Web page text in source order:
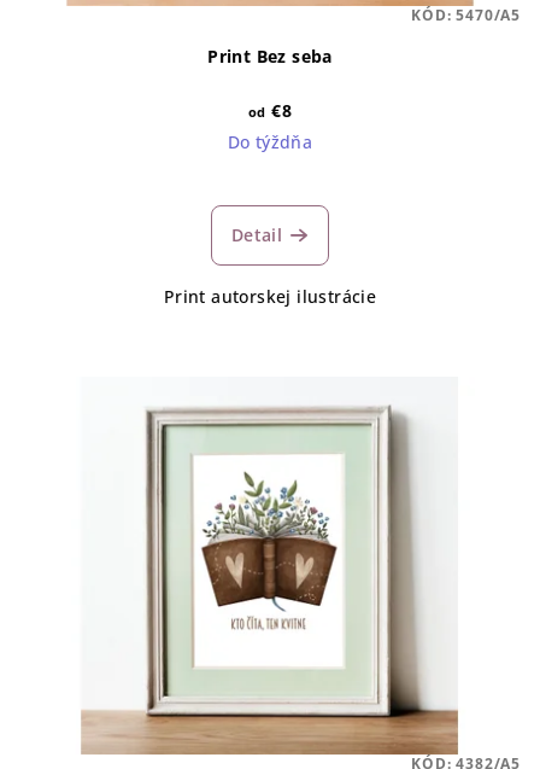
Print Bez seba
od €8
Do týždňa
Detail
Print autorskej ilustrácie
KÓD:5470/A5
KÓD:4382/A5